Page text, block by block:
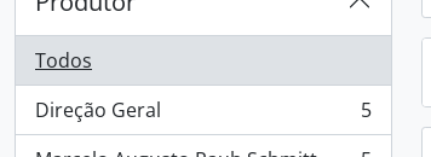
Todos
Direção Geral
, 5 resultados
5